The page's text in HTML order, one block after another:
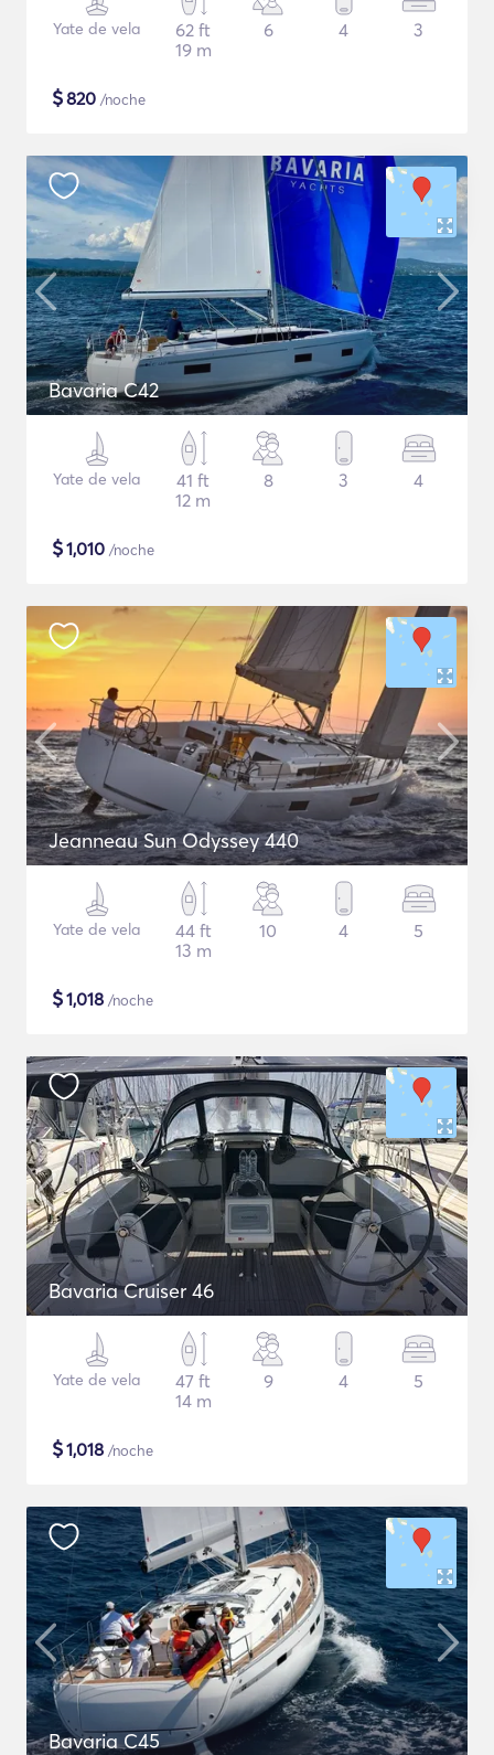
Yate de vela
62 ft
19 m
6 4 3
$820 /noche
Bavaria C42
Yate de vela
41 ft
12 m
8 3 4
$1,010 /noche
Jeanneau Sun Odyssey 440
Yate de vela
44 ft
13 m
10 4 5
$1,018 /noche
Bavaria Cruiser 46
Yate de vela
47 ft
14 m
9 4 5
$1,018 /noche
Bavaria C45